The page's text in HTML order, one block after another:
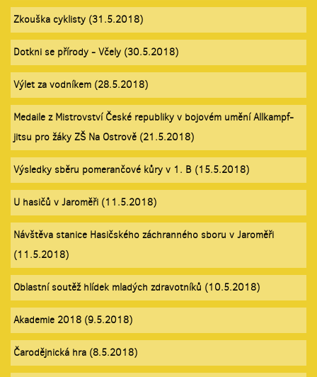
Zkouška cyklisty (31.5.2018)
Dotkni se přírody - Včely (30.5.2018)
Výlet za vodníkem (28.5.2018)
Medaile z Mistrovství České republiky v bojovém umění Allkampf-
jitsu pro žáky ZŠ Na Ostrově (21.5.2018)
Výsledky sběru pomerančové kůry v 1. B (15.5.2018)
U hasičů v Jaroměři (11.5.2018)
Návštěva stanice Hasičského záchranného sboru v Jaroměři
(11.5.2018)
Oblastní soutěž hlídek mladých zdravotníků (10.5.2018)
Akademie 2018 (9.5.2018)
Čarodějnická hra (8.5.2018)